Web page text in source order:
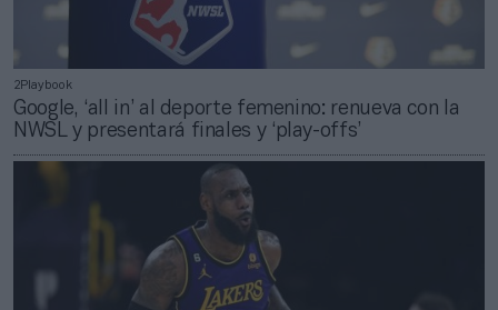
2Playbook
Google, ‘all in’ al deporte femenino: renueva con la
NWSL y presentará finales y ‘play-offs’